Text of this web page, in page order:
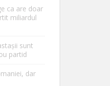
ca are doar
miliardul
sunt
partid
dar